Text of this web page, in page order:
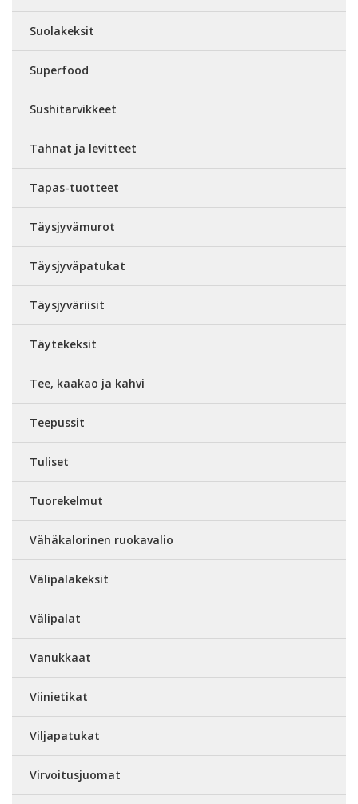
Suolakeksit
Superfood
Sushitarvikkeet
Tahnat ja levitteet
Tapas-tuotteet
Täysjyvämurot
Täysjyväpatukat
Täysjyväriisit
Täytekeksit
Tee, kaakao ja kahvi
Teepussit
Tuliset
Tuorekelmut
Vähäkalorinen ruokavalio
Välipalakeksit
Välipalat
Vanukkaat
Viinietikat
Viljapatukat
Virvoitusjuomat